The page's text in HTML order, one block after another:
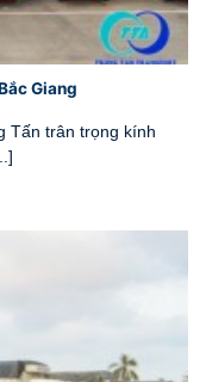
Giang
Tấn trân trọng kính